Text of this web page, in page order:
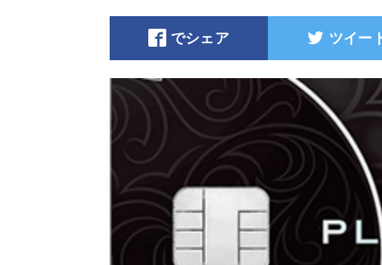
でシェア ツイー